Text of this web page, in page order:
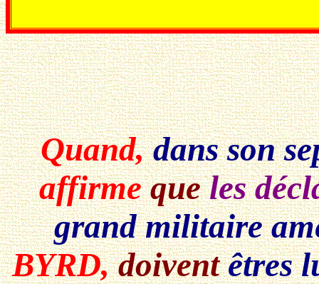
Quand,dans son
affirmequeles
grand militaire
BYRD,doiventêtres